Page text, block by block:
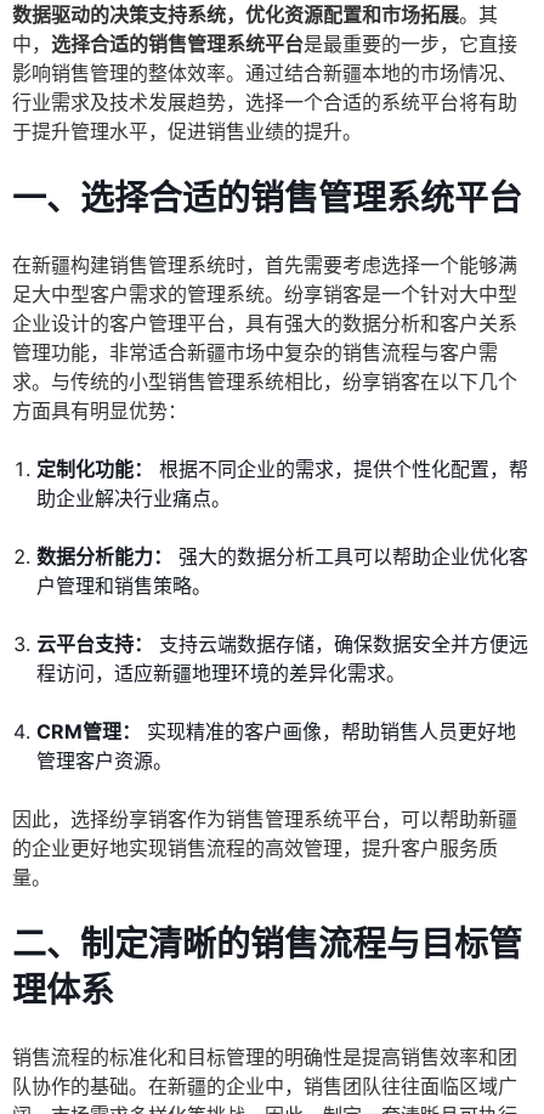
数据驱动的决策支持系统，优化资源配置和市场拓展。其
中， 选择合适的销售管理系统平台是最重要的一步，它直接
影响销售管理的整体效率。通过结合新疆本地的市场情况、
行业需求及技术发展趋势，选择一个合适的系统平台将有助
于提升管理水平，促进销售业绩的提升。
一、选择合适的销售管理系统平台
在新疆构建销售管理系统时，首先需要考虑选择一个能够满
足大中型客户需求的管理系统。纷享销客是一个针对大中型
企业设计的客户管理平台，具有强大的数据分析和客户关系
管理功能，非常适合新疆市场中复杂的销售流程与客户需
求。与传统的小型销售管理系统相比，纷享销客在以下几个
方面具有明显优势：
定制化功能：
根据不同企业的需求，提供个性化配置，帮
助企业解决行业痛点。
数据分析能力：
强大的数据分析工具可以帮助企业优化客
户管理和销售策略。
云平台支持：
支持云端数据存储，确保数据安全并方便远
程访问，适应新疆地理环境的差异化需求。
CRM管理：
实现精准的客户画像，帮助销售人员更好地
管理客户资源。
因此，选择纷享销客作为销售管理系统平台，可以帮助新疆
的企业更好地实现销售流程的高效管理，提升客户服务质
量。
二、制定清晰的销售流程与目标管
理体系
销售流程的标准化和目标管理的明确性是提高销售效率和团
队协作的基础。在新疆的企业中，销售团队往往面临区域广